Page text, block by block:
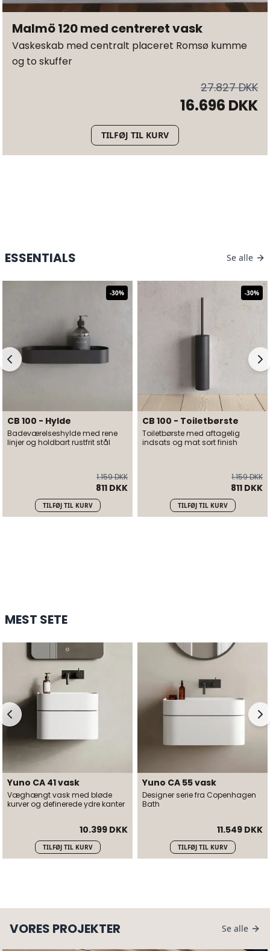
Malmö 120 med centreret vask
Vaskeskab med centralt placeret Romsø kumme
og to skuffer
27.827 DKK
16.696 DKK
TILFØJ TIL KURV
ESSENTIALS Se alle
-30%
CB 100 - Hylde
Badeværelseshylde med rene
linjer og holdbart rustfrit stål
1.159 DKK
811 DKK
TILFØJ TIL KURV
-30%
CB 100 - Toiletbørste
Toiletbørste med aftagelig
indsats og mat sort finish
1.159 DKK
811 DKK
TILFØJ TIL KURV
MEST SETE
Yuno CA 41 vask
Væghængt vask med bløde
kurver og definerede ydre kanter
10.399 DKK
TILFØJ TIL KURV
Yuno CA 55 vask
Designer serie fra Copenhagen
Bath
11.549 DKK
TILFØJ TIL KURV
VORES PROJEKTER Se alle